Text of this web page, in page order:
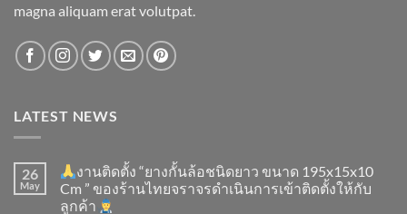
magna aliquam erat volutpat.
LATEST NEWS
26
May
งานติดตั้ง “ยางกั้นล้อชนิดยาว ขนาด 195x15x10
Cm ” ของร้านไทยจราจรดำเนินการเข้าติดตั้ง​ให้กับ
ลูกค้า